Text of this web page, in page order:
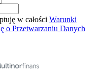
w całości Warunki
o Przetwarzaniu Danych